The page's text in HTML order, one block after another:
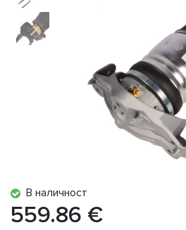
В наличност
559.86 €